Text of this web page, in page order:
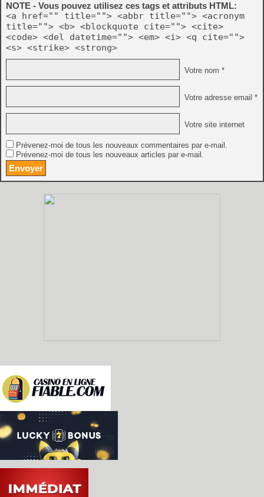
NOTE - Vous pouvez utilisez ces tags et attributs HTML:
<a href="" title=""> <abbr title=""> <acronym
title=""> <b> <blockquote cite=""> <cite>
<code> <del datetime=""> <em> <i> <q cite="">
<s> <strike> <strong>
Votre nom *
Votre adresse email *
Votre site internet
Prévenez-moi de tous les nouveaux commentaires par e-mail.
Prévenez-moi de tous les nouveaux articles par e-mail.